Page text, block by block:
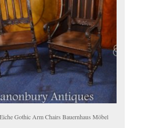
Gothic Arm Chairs Bauernhaus Möbel